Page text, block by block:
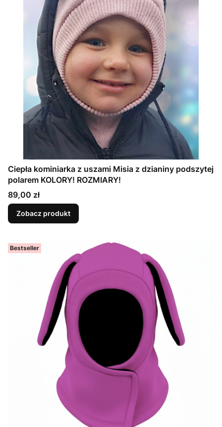
Ciepła kominiarka z uszami Misia z dzianiny podszytej
polarem KOLORY! ROZMIARY!
Cena
89,00 zł
Zobacz produkt
Bestseller